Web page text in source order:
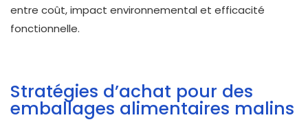
entre coût, impact environnemental et efficacité
fonctionnelle.
Stratégies d’achat pour des
emballages alimentaires malins